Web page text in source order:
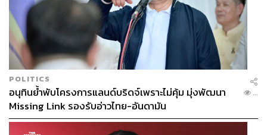
POLITICS
อนุทินย้ำพับโครงการแลนด์บริดจ์เพราะไม่คุ้ม มุ่งพัฒนา
Missing Link รองรับอ่าวไทย-อันดามัน
...